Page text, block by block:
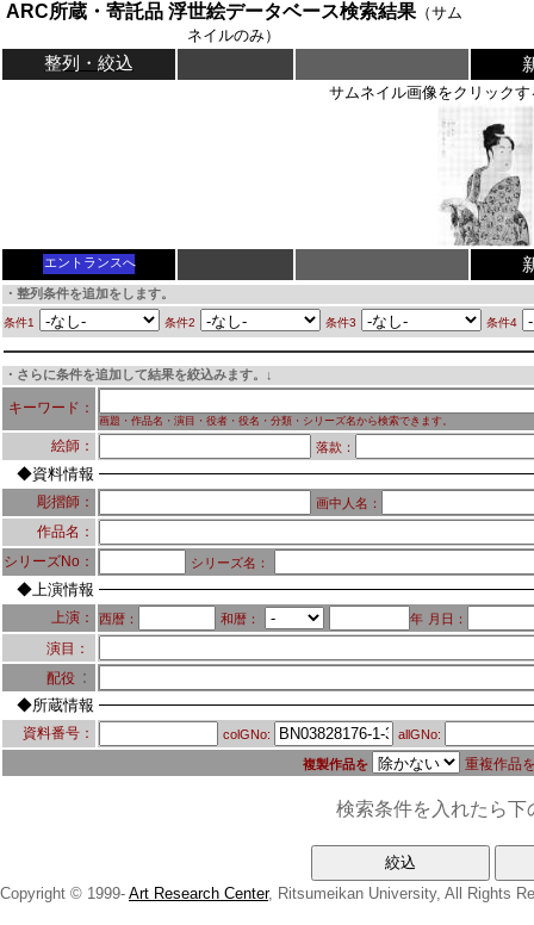
ARC所蔵・寄託品 浮世絵データベース検索結果（サム
ネイルのみ）
整列・絞込
サムネイル画像をクリック
エントランスへ
・整列条件を追加をします。
条件1 条件2 条件3 条件4
・さらに条件を追加して結果を絞込みます。↓
キーワード：
画題・作品名・演目・役者・役名・分類・シリーズ名から検索できます。
絵師： 落款：
◆資料情報
彫摺師： 画中人名：
作品名：
シリーズNo：
シリーズ名：
◆上演情報
上演： 西暦： 和暦： 年 月日：
演目：
配役 ：
◆所蔵情報
資料番号： colGNo: allGNo:
複製作品を 重複作品
検索条件を入れたら
Copyright © 1999- Art Research Center, Ritsumeikan University, All Rights